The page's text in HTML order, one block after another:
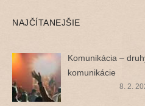
NAJČÍTANEJŠIE
Komunikácia –
komunikácie
8. 2.